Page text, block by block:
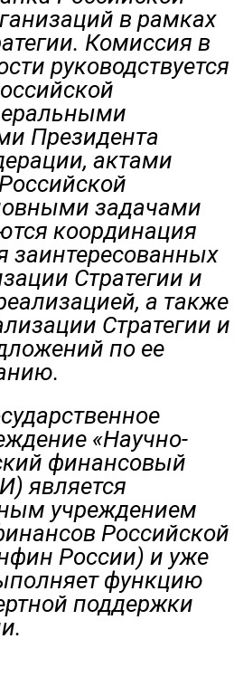
в рамках
Комиссия в
руководствуется
Президента
актами
задачами
координация
заинтересованных
Стратегии и
а также
Стратегии и
по ее
«Научно-
финансовый
является
учреждением
Российской
России) и уже
функцию
поддержки